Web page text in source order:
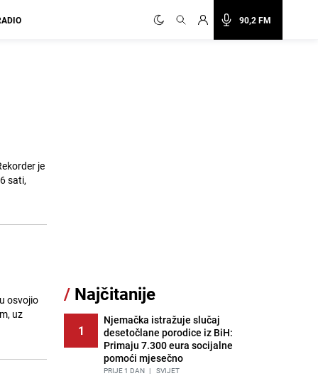
90,2 FM
je
sati,
osvojio
uz
/ Najčitanije
1
Njemačka istražuje slučaj
desetočlane porodice iz BiH:
Primaju 7.300 eura socijalne
pomoći mjesečno
PRIJE 1 DAN | SVIJET